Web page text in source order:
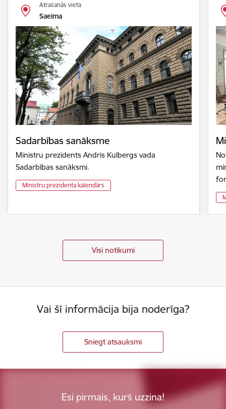
Atrašanās vieta
Saeima
Sadarbības sanāksme
Ministru prezidents Andris Kulbergs vada
Sadarbības sanāksmi.
Ministru prezidenta kalendārs
Visi notikumi
Vai šī informācija bija noderīga?
Sniegt atsauksmi
Esi pirmais, kurš uzzina!